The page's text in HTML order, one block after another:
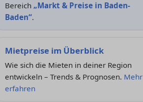
Bereich „Markt & Preise in Baden-
Baden“.
Mietpreise im Überblick
Wie sich die Mieten in deiner Region
entwickeln – Trends & Prognosen. Mehr
erfahren